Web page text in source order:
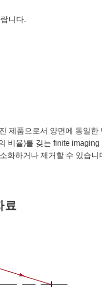
니다.
품으로서 양면에 동일한
비율)를 갖는 finite
화하거나 제거할 수 있습
료